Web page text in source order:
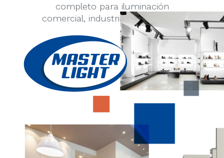
completo para iluminación
comercial, industrial y residencial.